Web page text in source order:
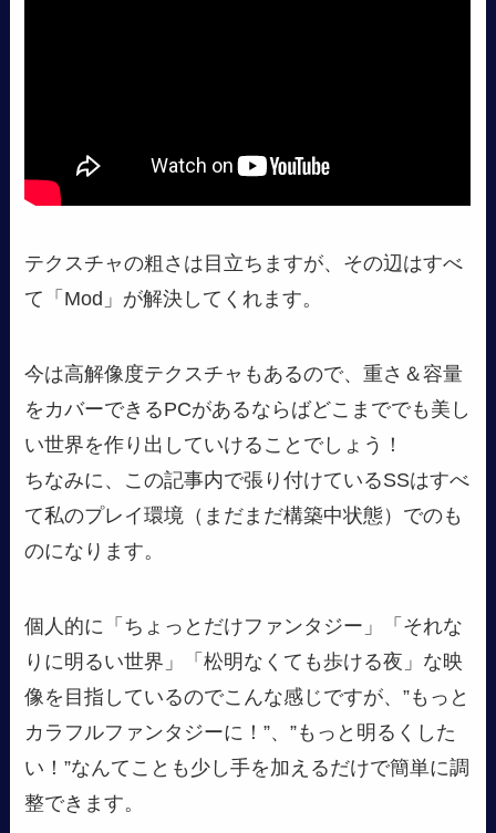
テクスチャの粗さは目立ちますが、その辺はすべ
て「Mod」が解決してくれます。
今は高解像度テクスチャもあるので、重さ＆容量
をカバーできるPCがあるならばどこまででも美し
い世界を作り出していけることでしょう！
ちなみに、この記事内で張り付けているSSはすべ
て私のプレイ環境（まだまだ構築中状態）でのも
のになります。
個人的に「ちょっとだけファンタジー」「それな
りに明るい世界」「松明なくても歩ける夜」な映
像を目指しているのでこんな感じですが、”もっと
カラフルファンタジーに！”、”もっと明るくした
い！”なんてことも少し手を加えるだけで簡単に調
整できます。